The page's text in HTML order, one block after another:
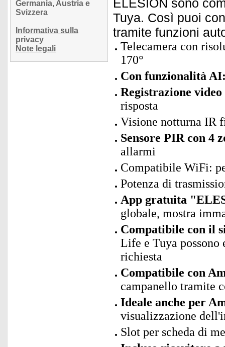
Germania, Austria e
Svizzera
Informativa sulla
privacy
Note legali
ELESION sono
Tuya. Così puoi
tramite funzioni
Telecamera con
170°
Con funzionalità
Registrazione
risposta
Visione notturna IR
Sensore PIR con 4
allarmi
Compatibile WiFi:
Potenza di
App gratuita
globale, mostra
Compatibile con il
Life e Tuya possono
richiesta
Compatibile con
campanello tramite
Ideale anche per
visualizzazione
Slot per scheda di